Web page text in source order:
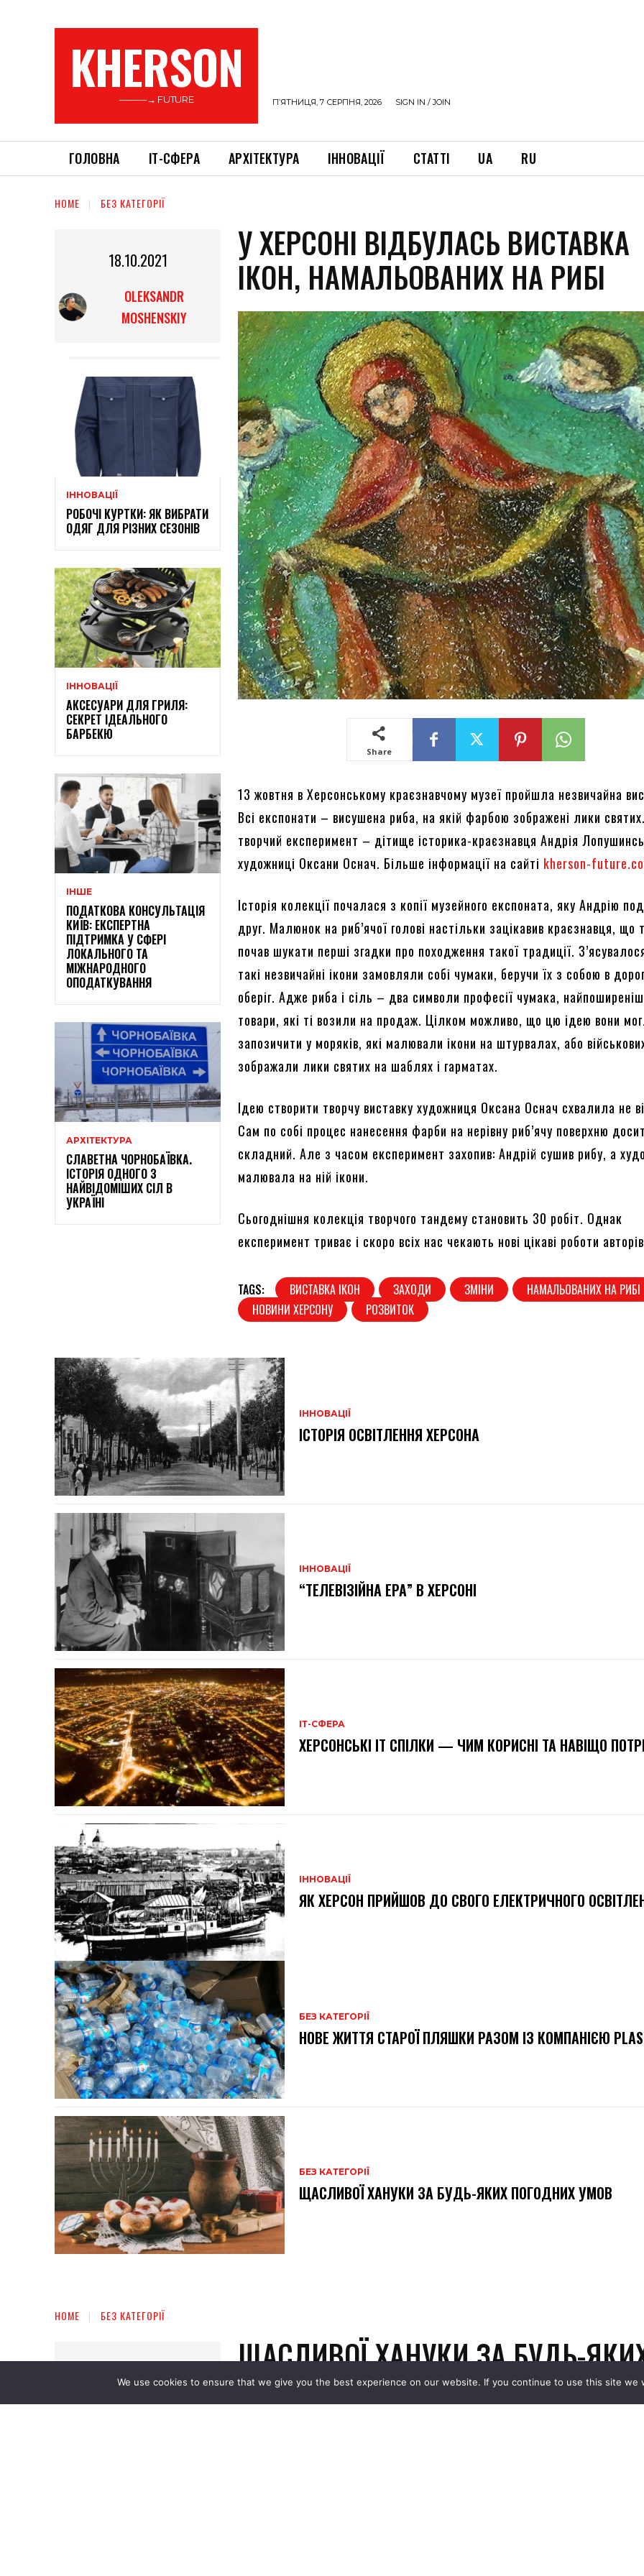
KHERSON
———→ FUTURE П’ЯТНИЦЯ, 7 СЕРПНЯ, 2026 SIGN IN / JOIN
ГОЛОВНА ІТ-СФЕРА АРХІТЕКТУРА ІННОВАЦІЇ СТАТТІ UA RU
HOME БЕЗ КАТЕГОРІЇ
18.10.2021
OLEKSANDR
MOSHENSKIY
ІННОВАЦІЇ
РОБОЧІ КУРТКИ: ЯК ВИБРАТИ
ОДЯГ ДЛЯ РІЗНИХ СЕЗОНІВ
ІННОВАЦІЇ
АКСЕСУАРИ ДЛЯ ГРИЛЯ:
СЕКРЕТ ІДЕАЛЬНОГО
БАРБЕКЮ
ІНШЕ
ПОДАТКОВА КОНСУЛЬТАЦІЯ
КИЇВ: ЕКСПЕРТНА
ПІДТРИМКА У СФЕРІ
ЛОКАЛЬНОГО ТА
МІЖНАРОДНОГО
ОПОДАТКУВАННЯ
АРХІТЕКТУРА
СЛАВЕТНА ЧОРНОБАЇВКА.
ІСТОРІЯ ОДНОГО З
НАЙВІДОМІШИХ СІЛ В
УКРАЇНІ
У ХЕРСОНІ ВІДБУЛАСЬ ВИСТАВКА
ІКОН, НАМАЛЬОВАНИХ НА РИБІ
Share
13 жовтня в Херсонському краєзнавчому музеї пройшла незвичайна
Всі експонати – висушена риба, на якій фарбою зображені лики
творчий експеримент – дітище історика-краєзнавця Андрія
художниці Оксани Оснач. Більше інформації на сайті kherson-
Історія колекції почалася з копії музейного експоната, яку Андрію
друг. Малюнок на риб’ячої голові настільки зацікавив краєзнавця, що
почав шукати перші згадки про походження такої традиції.
такі незвичайні ікони замовляли собі чумаки, беручи їх з собою в
оберіг. Адже риба і сіль – два символи професії чумака,
товари, які ті возили на продаж. Цілком можливо, що цю ідею вони
запозичити у моряків, які малювали ікони на штурвалах, або
зображали лики святих на шаблях і гарматах.
Ідею створити творчу виставку художниця Оксана Оснач схвалила не
Сам по собі процес нанесення фарби на нерівну риб’ячу поверхню
складний. Але з часом експеримент захопив: Андрій сушив рибу, а
малювала на ній ікони.
Сьогоднішня колекція творчого тандему становить 30 робіт. Однак
експеримент триває і скоро всіх нас чекають нові цікаві роботи
TAGS: ВИСТАВКА ІКОН ЗАХОДИ ЗМІНИ
НАМАЛЬОВАНИХ НА РИБІ
НОВИНИ ХЕРСОНУ
РОЗВИТОК
ІННОВАЦІЇ
ІСТОРІЯ ОСВІТЛЕННЯ ХЕРСОНА
ІННОВАЦІЇ
“ТЕЛЕВІЗІЙНА ЕРА” В ХЕРСОНІ
ІТ-СФЕРА
ХЕРСОНСЬКІ IT СПІЛКИ — ЧИМ КОРИСНІ ТА НАВІЩО
ІННОВАЦІЇ
ЯК ХЕРСОН ПРИЙШОВ ДО СВОГО ЕЛЕКТРИЧНОГО
БЕЗ КАТЕГОРІЇ
НОВЕ ЖИТТЯ СТАРОЇ ПЛЯШКИ РАЗОМ ІЗ КОМПАНІЄЮ
БЕЗ КАТЕГОРІЇ
ЩАСЛИВОЇ ХАНУКИ ЗА БУДЬ-ЯКИХ ПОГОДНИХ УМОВ
We use cookies to ensure that we give you the best experience on our website. If you continue to use this site we